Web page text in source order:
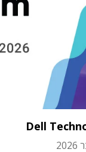
Dell